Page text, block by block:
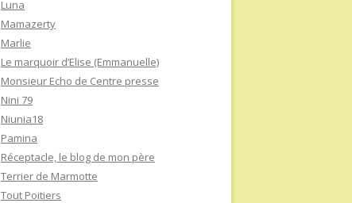
Luna
Mamazerty
Marlie
Le marquoir d’Elise (Emmanuelle)
Monsieur Echo de Centre presse
Nini 79
Niunia18
Pamina
Réceptacle, le blog de mon père
Terrier de Marmotte
Tout Poitiers